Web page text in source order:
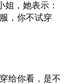
，她表示：
，你不试穿
给你看，是不